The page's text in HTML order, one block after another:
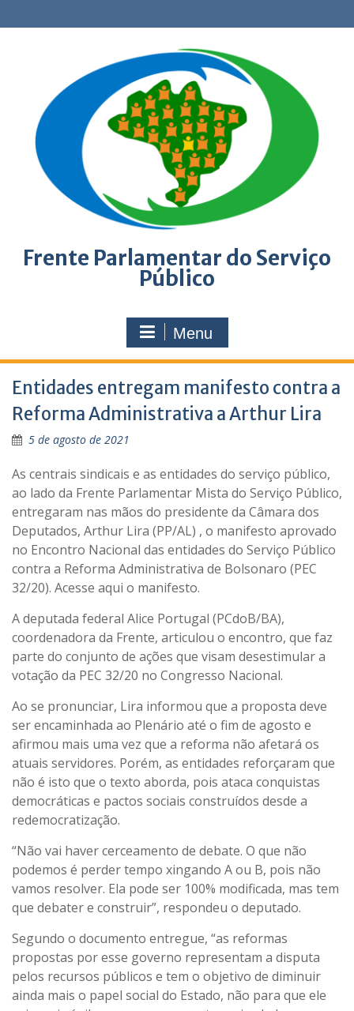
to
Frente Parlamentar do Serviço
Público
Menu
Entidades entregam manifesto contra a
Reforma Administrativa a Arthur Lira
5 de agosto de 2021
As centrais sindicais e as entidades do serviço público,
ao lado da Frente Parlamentar Mista do Serviço Público,
entregaram nas mãos do presidente da Câmara dos
Deputados, Arthur Lira (PP/AL) , o manifesto aprovado
no Encontro Nacional das entidades do Serviço Público
contra a Reforma Administrativa de Bolsonaro (PEC
32/20). Acesse aqui o manifesto.
A deputada federal Alice Portugal (PCdoB/BA),
coordenadora da Frente, articulou o encontro, que faz
parte do conjunto de ações que visam desestimular a
votação da PEC 32/20 no Congresso Nacional.
Ao se pronunciar, Lira informou que a proposta deve
ser encaminhada ao Plenário até o fim de agosto e
afirmou mais uma vez que a reforma não afetará os
atuais servidores. Porém, as entidades reforçaram que
não é isto que o texto aborda, pois ataca conquistas
democráticas e pactos sociais construídos desde a
redemocratização.
“Não vai haver cerceamento de debate. O que não
podemos é perder tempo xingando A ou B, pois não
vamos resolver. Ela pode ser 100% modificada, mas tem
que debater e construir”, respondeu o deputado.
Segundo o documento entregue, “as reformas
propostas por esse governo representam a disputa
pelos recursos públicos e tem o objetivo de diminuir
ainda mais o papel social do Estado, não para que ele